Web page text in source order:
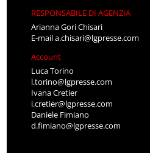
RESPONSABILE DI AGENZIA
Arianna Gori Chisari
E-maila.chisari@lgpresse.com
Account
Luca Torino
l.torino@lgpresse.com
Ivana Cretier
i.cretier@lgpresse.com
Daniele Fimiano
d.fimiano@lgpresse.com